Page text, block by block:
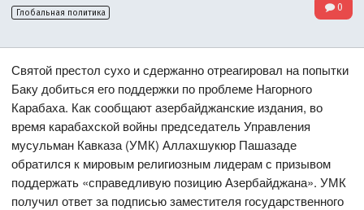
Глобальная политика 0
Святой престол сухо и сдержанно отреагировал на попытки
Баку добиться его поддержки по проблеме Нагорного
Карабаха. Как сообщают азербайджанские издания, во
время карабахской войны председатель Управления
мусульман Кавказа (УМК) Аллахшукюр Пашазаде
обратился к мировым религиозным лидерам с призывом
поддержать «справедливую позицию Азербайджана». УМК
получил ответ за подписью заместителя государственного